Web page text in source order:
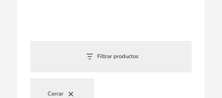
Filtrar productos
Cerrar